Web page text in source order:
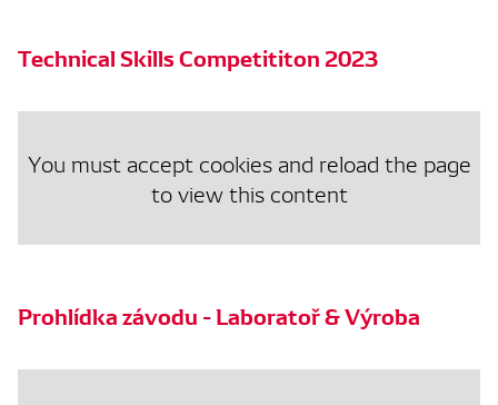
Technical Skills Competititon 2023
You must accept cookies and reload the page
to view this content
Prohlídka závodu - Laboratoř & Výroba